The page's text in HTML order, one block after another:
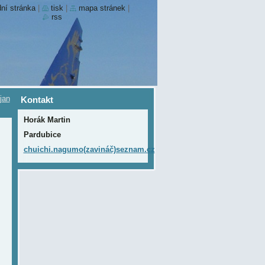
Kontakt
Horák Martin
Pardubice
chuichi.nagumo(zavináč)seznam.cz
stránka tisk mapa stránek
rss